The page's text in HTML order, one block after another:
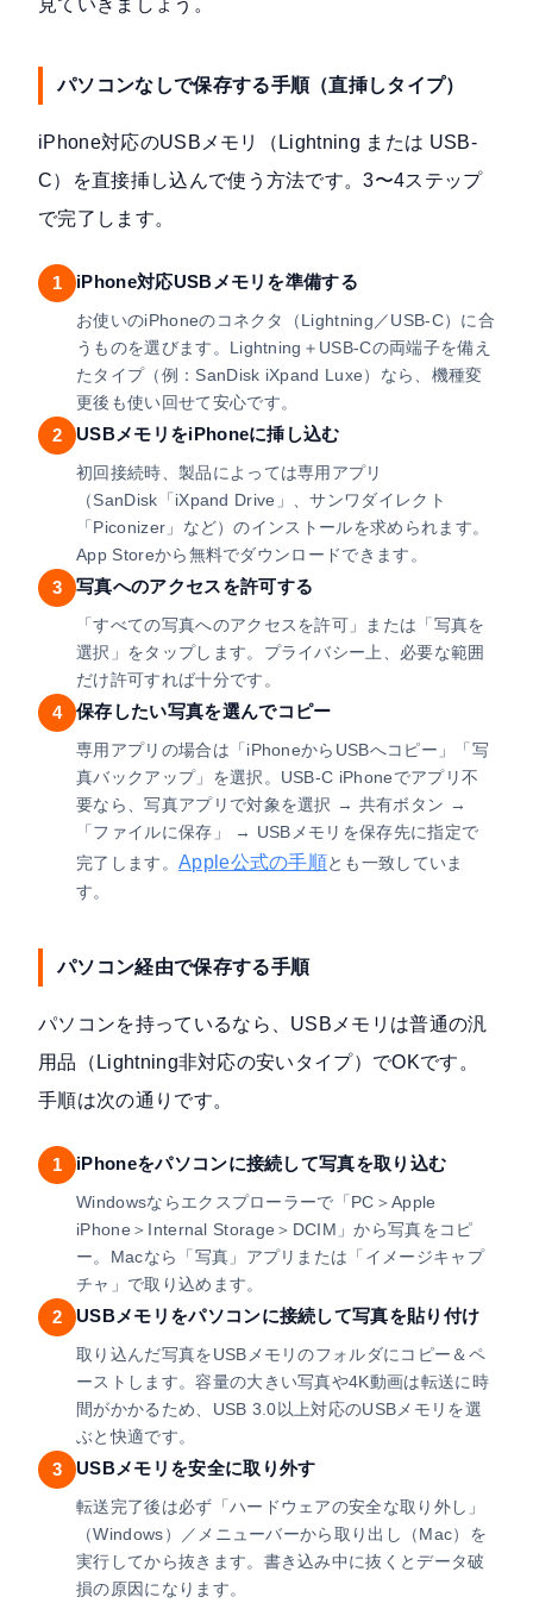
見ていきましょう。
パソコンなしで保存する手順（直挿しタイプ）
iPhone対応のUSBメモリ（Lightning または USB-
C）を直接挿し込んで使う方法です。3〜4ステップ
で完了します。
1 iPhone対応USBメモリを準備する
お使いのiPhoneのコネクタ（Lightning／USB-C）に合
うものを選びます。Lightning＋USB-Cの両端子を備え
たタイプ（例：SanDisk iXpand Luxe）なら、機種変
更後も使い回せて安心です。
2 USBメモリをiPhoneに挿し込む
初回接続時、製品によっては専用アプリ
（SanDisk「iXpand Drive」、サンワダイレクト
「Piconizer」など）のインストールを求められます。
App Storeから無料でダウンロードできます。
3 写真へのアクセスを許可する
「すべての写真へのアクセスを許可」または「写真を
選択」をタップします。プライバシー上、必要な範囲
だけ許可すれば十分です。
4 保存したい写真を選んでコピー
専用アプリの場合は「iPhoneからUSBへコピー」「写
真バックアップ」を選択。USB-C iPhoneでアプリ不
要なら、写真アプリで対象を選択 → 共有ボタン →
「ファイルに保存」 → USBメモリを保存先に指定で
完了します。 Apple公式の手順とも一致していま
す。
パソコン経由で保存する手順
パソコンを持っているなら、USBメモリは普通の汎
用品（Lightning非対応の安いタイプ）でOKです。
手順は次の通りです。
1 iPhoneをパソコンに接続して写真を取り込む
Windowsならエクスプローラーで「PC＞Apple
iPhone＞Internal Storage＞DCIM」から写真をコピ
ー。Macなら「写真」アプリまたは「イメージキャプ
チャ」で取り込めます。
2 USBメモリをパソコンに接続して写真を貼り付け
取り込んだ写真をUSBメモリのフォルダにコピー＆ペ
ーストします。容量の大きい写真や4K動画は転送に時
間がかかるため、USB 3.0以上対応のUSBメモリを選
ぶと快適です。
3 USBメモリを安全に取り外す
転送完了後は必ず「ハードウェアの安全な取り外し」
（Windows）／メニューバーから取り出し（Mac）を
実行してから抜きます。書き込み中に抜くとデータ破
損の原因になります。